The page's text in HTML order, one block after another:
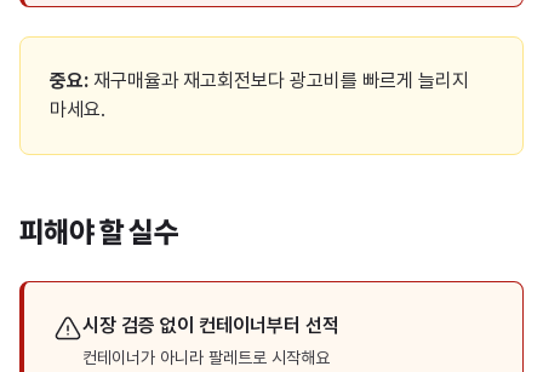
중요: 재구매율과 재고회전보다 광고비를 빠르게 늘리지
마세요.
피해야 할 실수
시장 검증 없이 컨테이너부터 선적
컨테이너가 아니라 팔레트로 시작해요